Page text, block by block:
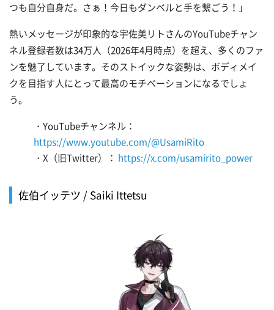
つも自分自身だ。さぁ！今日もダンベルと手を繋ごう！」
熱いメッセージが印象的な宇佐美リトさんのYouTubeチャン
ネル登録者数は34万人（2026年4月時点）を超え、多くのファ
ンを魅了しています。そのストイックな姿勢は、ボディメイ
クを目指す人にとって最高のモチベーションになるでしょ
う。
・YouTubeチャンネル：
https://www.youtube.com/@UsamiRito
・X（旧Twitter）： https://x.com/usamirito_power
佐伯イッテツ / Saiki Ittetsu